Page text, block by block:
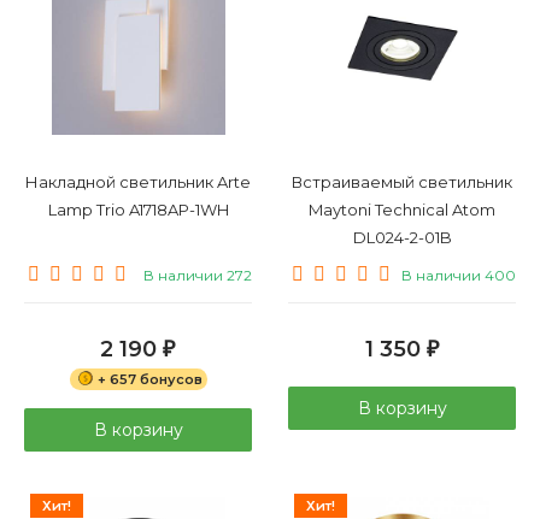
Накладной светильник Arte
Lamp Trio A1718AP-1WH
В наличии 272
2 190 ₽
+ 657 бонусов
В корзину
Встраиваемый светильник
Maytoni Technical Atom
DL024-2-01B
В наличии 400
1 350 ₽
В корзину
Хит! Хит!